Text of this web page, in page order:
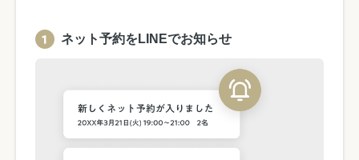
ネット予約をLINEでお知らせ